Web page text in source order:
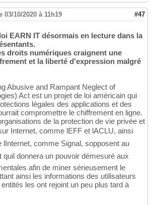
03/10/2020 à 11h19 #47
EARN IT désormais en lecture dans la
droits numériques craignent une
et la liberté d'expression malgré
Abusive and Rampant Neglect of
Act est un projet de loi américain qui
légales des applications et des
compromettre le chiffrement en ligne.
de la protection de vie privée et
Internet, comme lEFF et lACLU, ainsi
comme Signal, sopposent au
quil donnera un pouvoir démesuré aux
afin de miner sérieusement le
ainsi les informations des utilisateurs
les ont rejoint un peu plus tard à